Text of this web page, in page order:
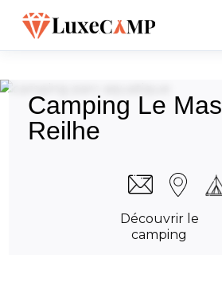
Camping Le
Reilhe
Découvrir le
camping